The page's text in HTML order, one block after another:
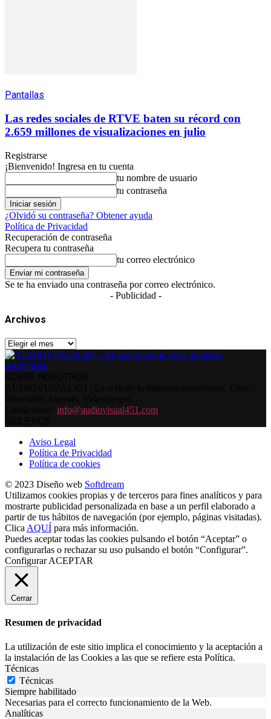
Pantallas
Las redes sociales de RTVE baten su récord con
2.659 millones de visualizaciones en julio
Registrarse
¡Bienvenido! Ingresa en tu cuenta
tu nombre de usuario
tu contraseña
¿Olvidó su contraseña? Obtener ayuda
Política de Privacidad
Recuperación de contraseña
Recupera tu contraseña
tu correo electrónico
Se te ha enviado una contraseña por correo electrónico.
- Publicidad -
Archivos
Archivos
info@audiovisual451.com
Aviso Legal
Política de Privacidad
Política de cookies
© 2023 Diseño web Softdream
Utilizamos cookies propias y de terceros para fines analíticos y para
mostrarte publicidad personalizada en base a un perfil elaborado a
partir de tus hábitos de navegación (por ejemplo, páginas visitadas).
Clica AQUÍ para más información.
Puedes aceptar todas las cookies pulsando el botón “Aceptar” o
configurarlas o rechazar su uso pulsando el botón “Configurar”.
Configurar ACEPTAR
Cerrar
Resumen de privacidad
La utilización de este sitio implica el conocimiento y la aceptación a
la instalación de las Cookies a las que se refiere esta Política.
Técnicas
Técnicas
Siempre habilitado
Necesarias para el correcto funcionamiento de la Web.
Analíticas